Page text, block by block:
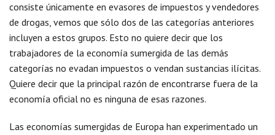
consiste únicamente en evasores de impuestos y vendedores
de drogas, vemos que sólo dos de las categorías anteriores
incluyen a estos grupos. Esto no quiere decir que los
trabajadores de la economía sumergida de las demás
categorías no evadan impuestos o vendan sustancias ilícitas.
Quiere decir que la principal razón de encontrarse fuera de la
economía oficial no es ninguna de esas razones.
Las economías sumergidas de Europa han experimentado un